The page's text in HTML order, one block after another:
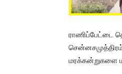
ராணிப்பேட்டை
மரக்கன்றுகளை